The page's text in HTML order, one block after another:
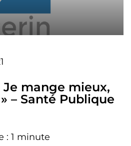
Je mange mieux,
– Santé Publique
: 1 minute